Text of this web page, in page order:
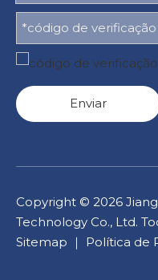
Enviar
Copyright © 2026
Technology Co., Ltd.
Sitemap
｜ Política de